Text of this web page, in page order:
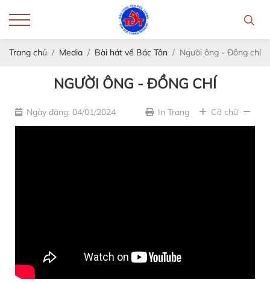
Trang chủ Media Bài hát về Bác Tôn Người ông - Đồng chí
NGƯỜI ÔNG - ĐỒNG CHÍ
Ngày đăng: 04/01/2024 In Trang Cỡ chữ